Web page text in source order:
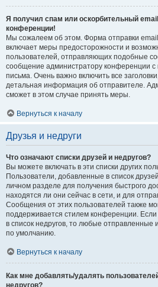
Я получил спам или оскорбительный email
конференции!
Мы сожалеем об этом. Форма отправки
включает меры предосторожности и
пользователей, отправляющих подобные
сообщение администратору конференции с
письма. Очень важно включить все
детальная информация об отправителе.
сможет в этом случае принять меры.
Вернуться к началу
Друзья и недруги
Что означают списки друзей и недругов?
Вы можете включать в эти списки других
Пользователи, добавленные в список
личном разделе для получения быстрого
находятся ли они сейчас в сети, и для
Сообщения от этих пользователей также
поддерживается стилем конференции.
в список недругов, то любые
по умолчанию.
Вернуться к началу
Как мне добавлять/удалять
недругов?